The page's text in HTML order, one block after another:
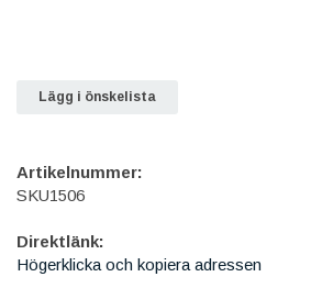
Lägg i önskelista
Artikelnummer:
SKU1506
Direktlänk:
Högerklicka och kopiera adressen